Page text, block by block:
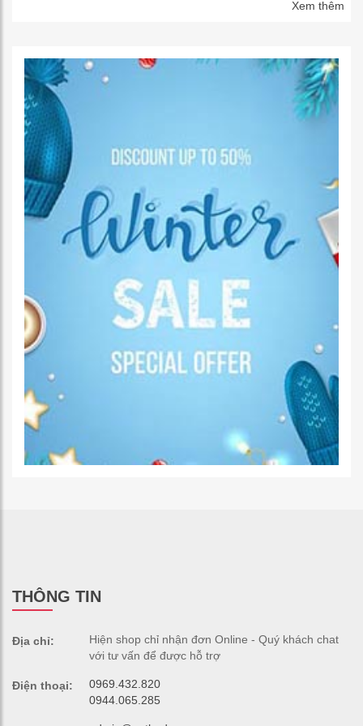
Xem thêm
THÔNG TIN
Địa chỉ:
Hiện shop chỉ nhận đơn Online - Quý khách chat
với tư vấn để được hỗ trợ
Điện thoại:
0969.432.820
0944.065.285